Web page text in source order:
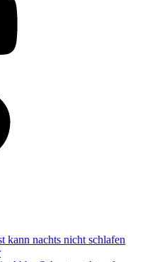
kann nachts nicht schlafen